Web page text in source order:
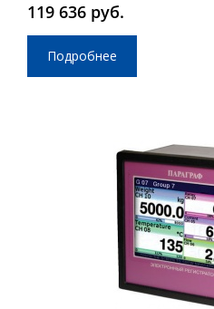
119 636 руб.
Подробнее